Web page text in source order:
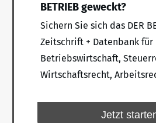
BETRIEB geweckt?
Sichern Sie sich das DER
Zeitschrift + Datenbank für
Betriebswirtschaft,
Wirtschaftsrecht,
Jetzt